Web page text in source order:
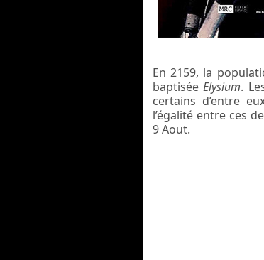
En 2159, la
baptiséeElysium.
certains d’entre
l’égalité entre ces
9 Aout.